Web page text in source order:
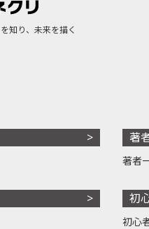
知り、未来を描く
著
著者
初
初心